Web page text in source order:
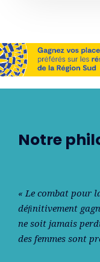
Notre
« Le combat pour
déﬁnitivement
ne soit jamais
des femmes sont